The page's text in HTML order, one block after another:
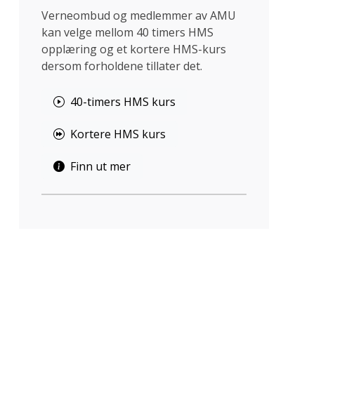
Verneombud og medlemmer av AMU
kan velge mellom 40 timers HMS
opplæring og et kortere HMS-kurs
dersom forholdene tillater det.
40-timers HMS kurs
Kortere HMS kurs
Finn ut mer